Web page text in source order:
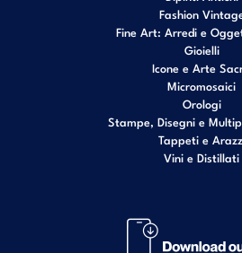
Fashion
Fine Art: Arredi e
Gioielli
Icone e Arte
Micromosaici
Orologi
Stampe, Disegni e
Tappeti e
Vini e Distillati